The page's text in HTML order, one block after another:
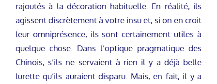
rajoutés à la décoration habituelle. En réalité, ils
agissent discrètement à votre insu et, si on en croit
leur omniprésence, ils sont certainement utiles à
quelque chose. Dans l’optique pragmatique des
Chinois, s’ils ne servaient à rien il y a déjà belle
lurette qu’ils auraient disparu. Mais, en fait, il y a